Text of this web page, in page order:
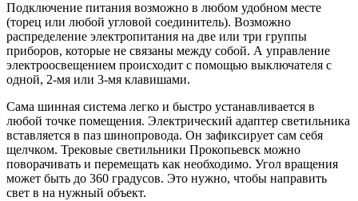
Подключение питания возможно в любом удобном месте
(торец или любой угловой соединитель). Возможно
распределение электропитания на две или три группы
приборов, которые не связаны между собой. А управление
электроосвещением происходит с помощью выключателя с
одной, 2-мя или 3-мя клавишами.
Сама шинная система легко и быстро устанавливается в
любой точке помещения. Электрический адаптер светильника
вставляется в паз шинопровода. Он зафиксирует сам себя
щелчком. Трековые светильники Прокопьевск можно
поворачивать и перемещать как необходимо. Угол вращения
может быть до 360 градусов. Это нужно, чтобы направить
свет в на нужный объект.